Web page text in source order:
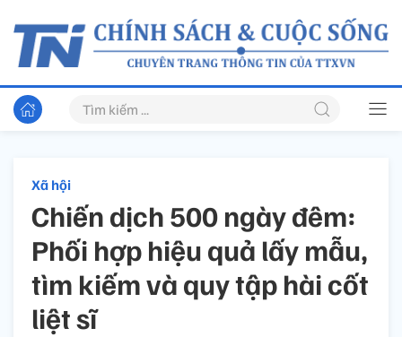
Xã hội
Chiến dịch 500 ngày đêm:
Phối hợp hiệu quả lấy mẫu,
tìm kiếm và quy tập hài cốt
liệt sĩ